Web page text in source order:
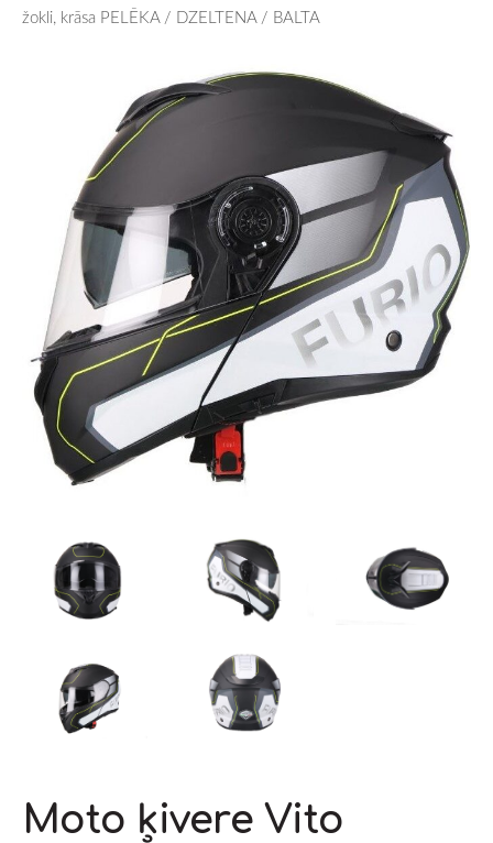
žokli, krāsa PELĒKA / DZELTENA / BALTA
Moto ķivere Vito